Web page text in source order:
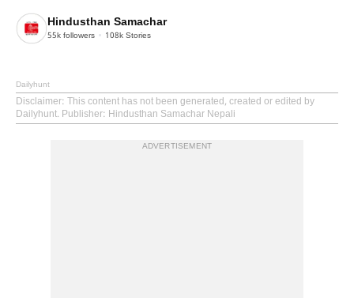
Hindusthan Samachar
55k followers 108k Stories
Dailyhunt
Disclaimer: This content has not been generated, created or edited by
Dailyhunt. Publisher: Hindusthan Samachar Nepali
ADVERTISEMENT